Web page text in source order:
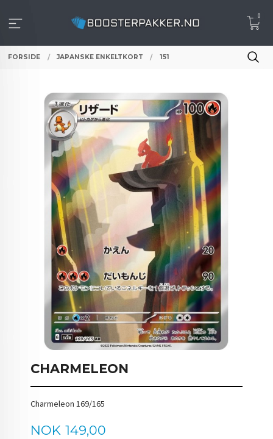
innholdet
0
FORSIDE JAPANSKE ENKELTKORT 151
CHARMELEON
Charmeleon 169/165
Pris
NOK 149,00